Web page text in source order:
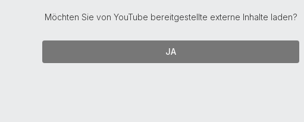
Möchten Sie von YouTube bereitgestellte externe Inhalte laden?
JA